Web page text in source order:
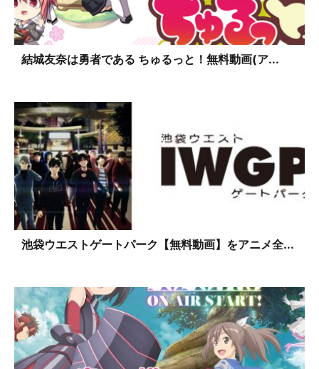
結城友奈は勇者である ちゅるっと！無料動画(ア...
池袋ウエストゲートパーク【無料動画】をアニメ全...